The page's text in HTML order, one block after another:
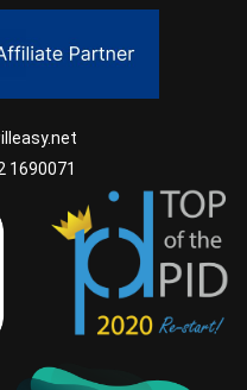
1690071